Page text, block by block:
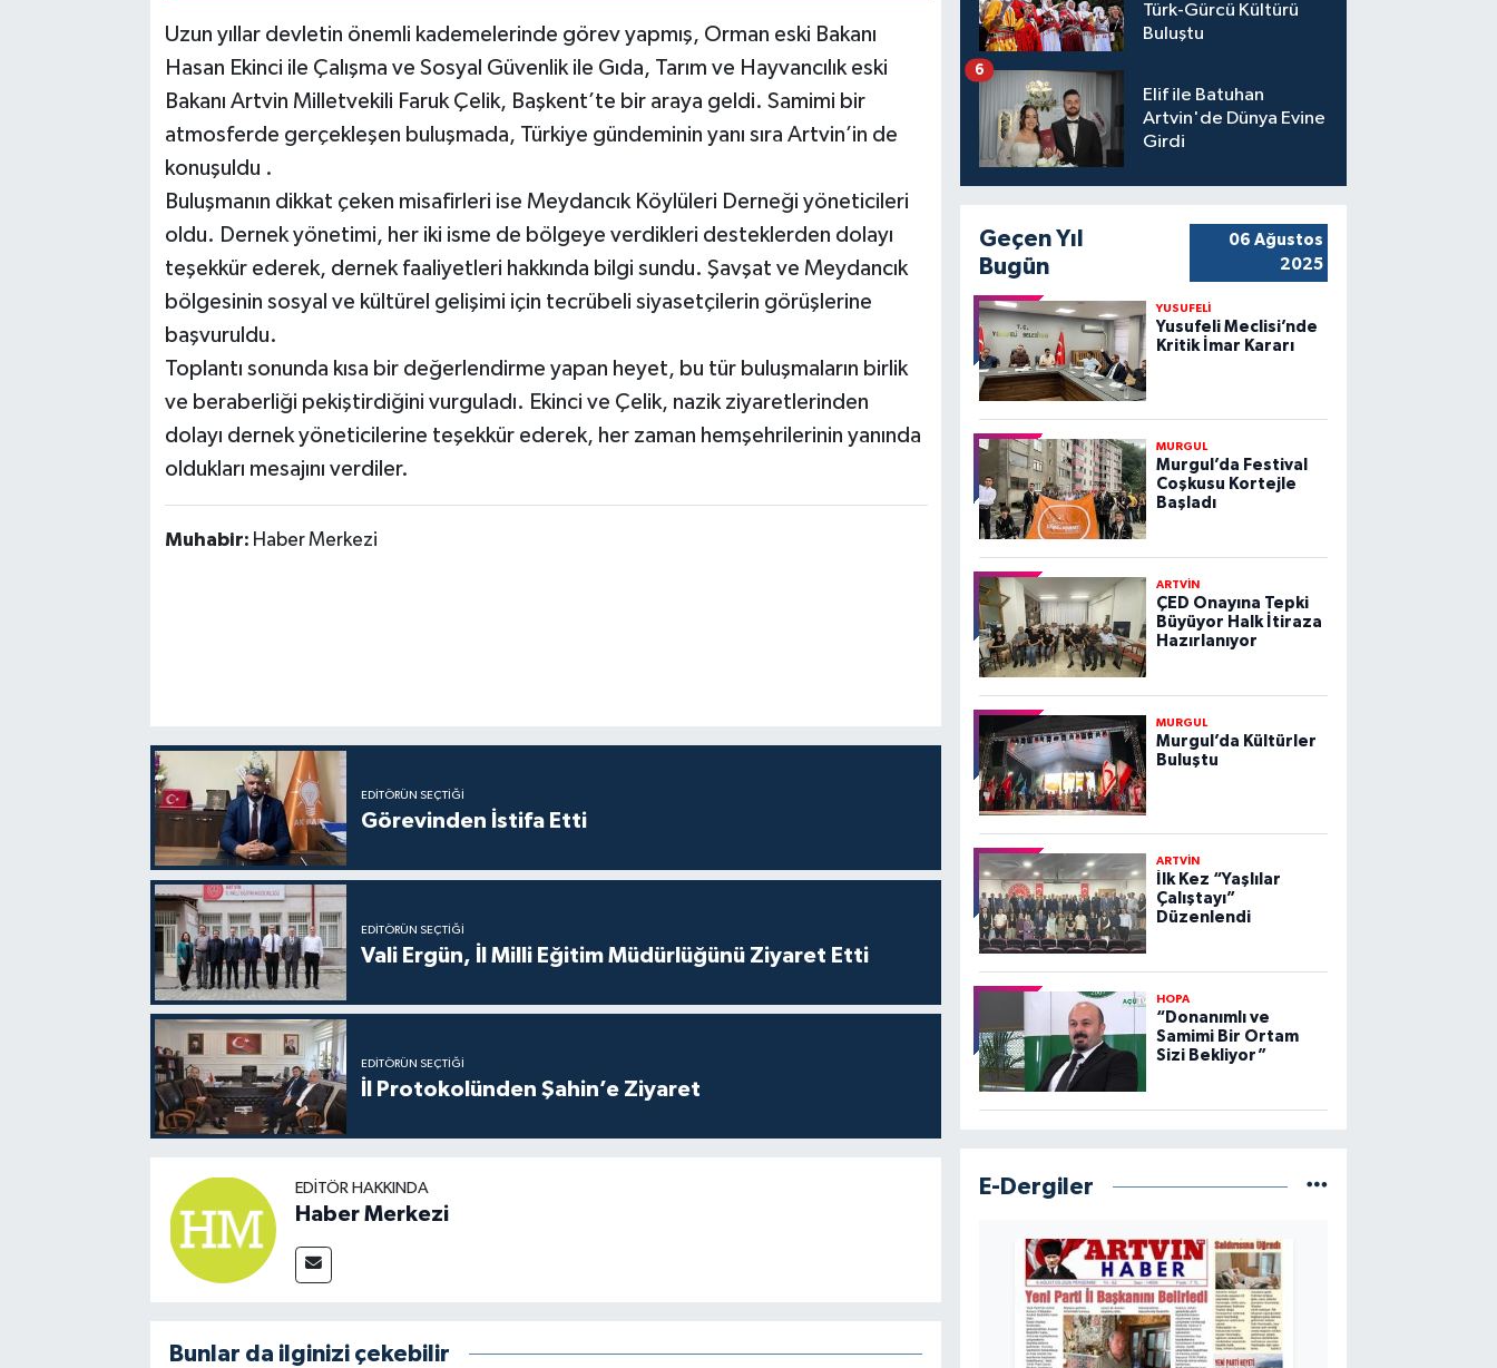
Uzun yıllar devletin önemli kademelerinde görev yapmış, Orman eski Bakanı
Hasan Ekinci ile Çalışma ve Sosyal Güvenlik ile Gıda, Tarım ve Hayvancılık eski
Bakanı Artvin Milletvekili Faruk Çelik, Başkent’te bir araya geldi. Samimi bir
atmosferde gerçekleşen buluşmada, Türkiye gündeminin yanı sıra Artvin’in de
konuşuldu .
Buluşmanın dikkat çeken misafirleri ise Meydancık Köylüleri Derneği yöneticileri
oldu. Dernek yönetimi, her iki isme de bölgeye verdikleri desteklerden dolayı
teşekkür ederek, dernek faaliyetleri hakkında bilgi sundu. Şavşat ve Meydancık
bölgesinin sosyal ve kültürel gelişimi için tecrübeli siyasetçilerin görüşlerine
başvuruldu.
Toplantı sonunda kısa bir değerlendirme yapan heyet, bu tür buluşmaların birlik
ve beraberliği pekiştirdiğini vurguladı. Ekinci ve Çelik, nazik ziyaretlerinden
dolayı dernek yöneticilerine teşekkür ederek, her zaman hemşehrilerinin yanında
oldukları mesajını verdiler.
Muhabir: Haber Merkezi
EDITÖRÜN SEÇTIĞI
Görevinden İstifa Etti
EDITÖRÜN SEÇTIĞI
Vali Ergün, İl Milli Eğitim Müdürlüğünü Ziyaret Etti
EDITÖRÜN SEÇTIĞI
İl Protokolünden Şahin’e Ziyaret
EDITÖR HAKKINDA
Haber Merkezi
Bunlar da ilginizi çekebilir
Türk-Gürcü Kültürü
Buluştu
Elif ile Batuhan
Artvin'de Dünya Evine
Girdi
6
Geçen Yıl
Bugün
06 Ağustos
2025
YUSUFELİ
Yusufeli Meclisi’nde
Kritik İmar Kararı
MURGUL
Murgul’da Festival
Coşkusu Kortejle
Başladı
ARTVİN
ÇED Onayına Tepki
Büyüyor Halk İtiraza
Hazırlanıyor
MURGUL
Murgul’da Kültürler
Buluştu
ARTVİN
İlk Kez “Yaşlılar
Çalıştayı”
Düzenlendi
HOPA
“Donanımlı ve
Samimi Bir Ortam
Sizi Bekliyor”
E-Dergiler